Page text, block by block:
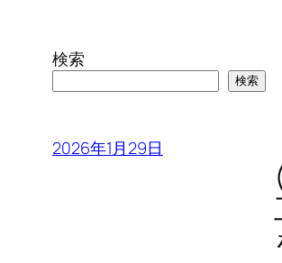
検索
検索
2026年1月29日